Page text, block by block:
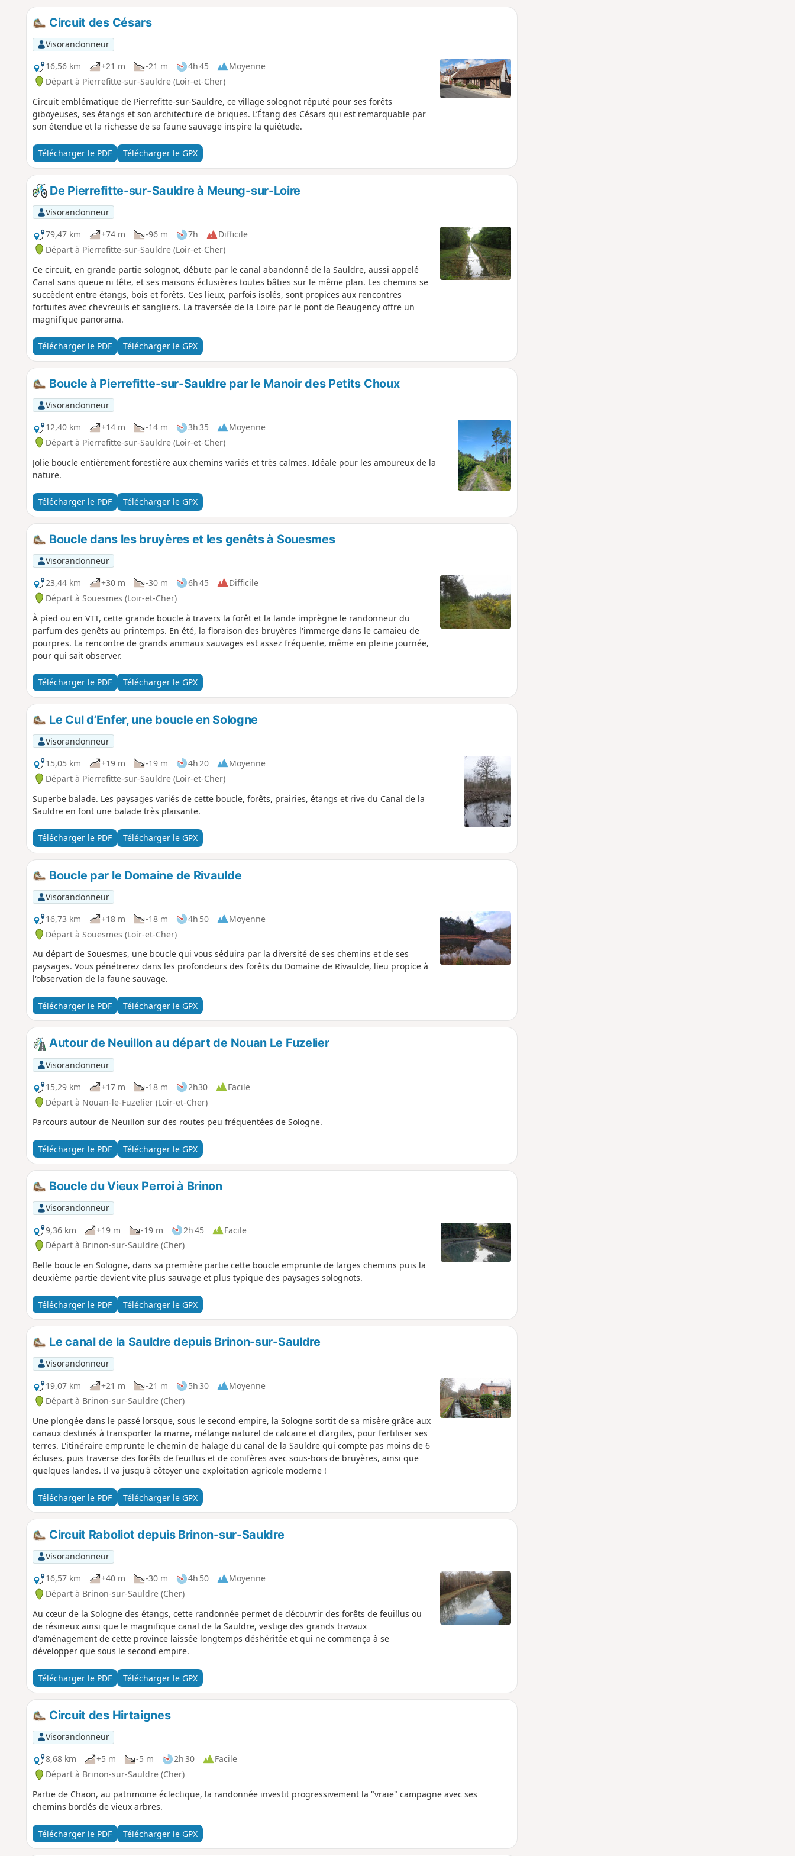
Circuit des Césars
Visorandonneur
16,56 km
+21 m -21 m 4h 45
Moyenne
Départ à Pierrefitte-sur-Sauldre (Loir-et-Cher)
Circuit emblématique de Pierrefitte-sur-Sauldre, ce village solognot réputé pour ses forêts
giboyeuses, ses étangs et son architecture de briques. L’Étang des Césars qui est remarquable par
son étendue et la richesse de sa faune sauvage inspire la quiétude.
Télécharger le PDF Télécharger le GPX
De Pierrefitte-sur-Sauldre à Meung-sur-Loire
Visorandonneur
79,47 km
+74 m -96 m 7h
Difficile
Départ à Pierrefitte-sur-Sauldre (Loir-et-Cher)
Ce circuit, en grande partie solognot, débute par le canal abandonné de la Sauldre, aussi appelé
Canal sans queue ni tête, et ses maisons éclusières toutes bâties sur le même plan. Les chemins se
succèdent entre étangs, bois et forêts. Ces lieux, parfois isolés, sont propices aux rencontres
fortuites avec chevreuils et sangliers. La traversée de la Loire par le pont de Beaugency offre un
magnifique panorama.
Télécharger le PDF Télécharger le GPX
Boucle à Pierrefitte-sur-Sauldre par le Manoir des Petits Choux
Visorandonneur
12,40 km
+14 m -14 m 3h 35
Moyenne
Départ à Pierrefitte-sur-Sauldre (Loir-et-Cher)
Jolie boucle entièrement forestière aux chemins variés et très calmes. Idéale pour les amoureux de la
nature.
Télécharger le PDF Télécharger le GPX
Boucle dans les bruyères et les genêts à Souesmes
Visorandonneur
23,44 km
+30 m -30 m 6h 45
Difficile
Départ à Souesmes (Loir-et-Cher)
À pied ou en VTT, cette grande boucle à travers la forêt et la lande imprègne le randonneur du
parfum des genêts au printemps. En été, la floraison des bruyères l'immerge dans le camaieu de
pourpres. La rencontre de grands animaux sauvages est assez fréquente, même en pleine journée,
pour qui sait observer.
Télécharger le PDF Télécharger le GPX
Le Cul d’Enfer, une boucle en Sologne
Visorandonneur
15,05 km
+19 m -19 m 4h 20
Moyenne
Départ à Pierrefitte-sur-Sauldre (Loir-et-Cher)
Superbe balade. Les paysages variés de cette boucle, forêts, prairies, étangs et rive du Canal de la
Sauldre en font une balade très plaisante.
Télécharger le PDF Télécharger le GPX
Boucle par le Domaine de Rivaulde
Visorandonneur
16,73 km
+18 m -18 m 4h 50
Moyenne
Départ à Souesmes (Loir-et-Cher)
Au départ de Souesmes, une boucle qui vous séduira par la diversité de ses chemins et de ses
paysages. Vous pénétrerez dans les profondeurs des forêts du Domaine de Rivaulde, lieu propice à
l'observation de la faune sauvage.
Télécharger le PDF Télécharger le GPX
Autour de Neuillon au départ de Nouan Le Fuzelier
Visorandonneur
15,29 km
+17 m -18 m 2h30
Facile
Départ à Nouan-le-Fuzelier (Loir-et-Cher)
Parcours autour de Neuillon sur des routes peu fréquentées de Sologne.
Télécharger le PDF Télécharger le GPX
Boucle du Vieux Perroi à Brinon
Visorandonneur
9,36 km
+19 m -19 m 2h 45
Facile
Départ à Brinon-sur-Sauldre (Cher)
Belle boucle en Sologne, dans sa première partie cette boucle emprunte de larges chemins puis la
deuxième partie devient vite plus sauvage et plus typique des paysages solognots.
Télécharger le PDF Télécharger le GPX
Le canal de la Sauldre depuis Brinon-sur-Sauldre
Visorandonneur
19,07 km
+21 m -21 m 5h 30
Moyenne
Départ à Brinon-sur-Sauldre (Cher)
Une plongée dans le passé lorsque, sous le second empire, la Sologne sortit de sa misère grâce aux
canaux destinés à transporter la marne, mélange naturel de calcaire et d'argiles, pour fertiliser ses
terres. L'itinéraire emprunte le chemin de halage du canal de la Sauldre qui compte pas moins de 6
écluses, puis traverse des forêts de feuillus et de conifères avec sous-bois de bruyères, ainsi que
quelques landes. Il va jusqu'à côtoyer une exploitation agricole moderne !
Télécharger le PDF Télécharger le GPX
Circuit Raboliot depuis Brinon-sur-Sauldre
Visorandonneur
16,57 km
+40 m -30 m 4h 50
Moyenne
Départ à Brinon-sur-Sauldre (Cher)
Au cœur de la Sologne des étangs, cette randonnée permet de découvrir des forêts de feuillus ou
de résineux ainsi que le magnifique canal de la Sauldre, vestige des grands travaux
d'aménagement de cette province laissée longtemps déshéritée et qui ne commença à se
développer que sous le second empire.
Télécharger le PDF Télécharger le GPX
Circuit des Hirtaignes
Visorandonneur
8,68 km
+5 m -5 m 2h 30
Facile
Départ à Brinon-sur-Sauldre (Cher)
Partie de Chaon, au patrimoine éclectique, la randonnée investit progressivement la "vraie" campagne avec ses
chemins bordés de vieux arbres.
Télécharger le PDF Télécharger le GPX